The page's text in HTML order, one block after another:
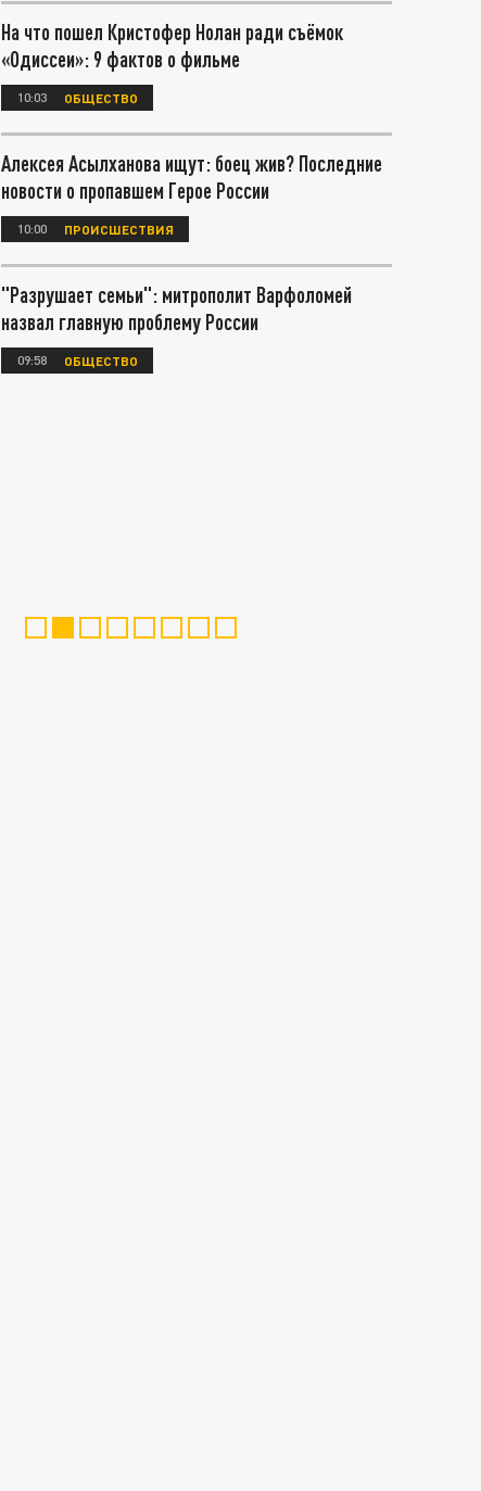
На что пошел Кристофер Нолан ради съёмок
«Одиссеи»: 9 фактов о фильме
10:03 ОБЩЕСТВО
Алексея Асылханова ищут: боец жив? Последние
новости о пропавшем Герое России
10:00 ПРОИСШЕСТВИЯ
"Разрушает семьи": митрополит Варфоломей
назвал главную проблему России
09:58 ОБЩЕСТВО